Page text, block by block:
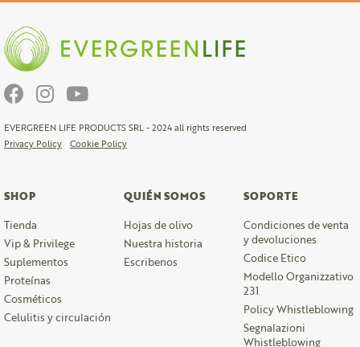
EVERGREEN LIFE PRODUCTS SRL - 2024 all rights reserved
Privacy Policy
Cookie Policy
SHOP
Tienda
Vip & Privilege
Suplementos
Proteínas
Cosméticos
Celulitis y circulación
QUIÉN SOMOS
Hojas de olivo
Nuestra historia
Escribenos
SOPORTE
Condiciones de venta
y devoluciones
Codice Etico
Modello Organizzativo
231
Policy Whistleblowing
Segnalazioni
Whistleblowing